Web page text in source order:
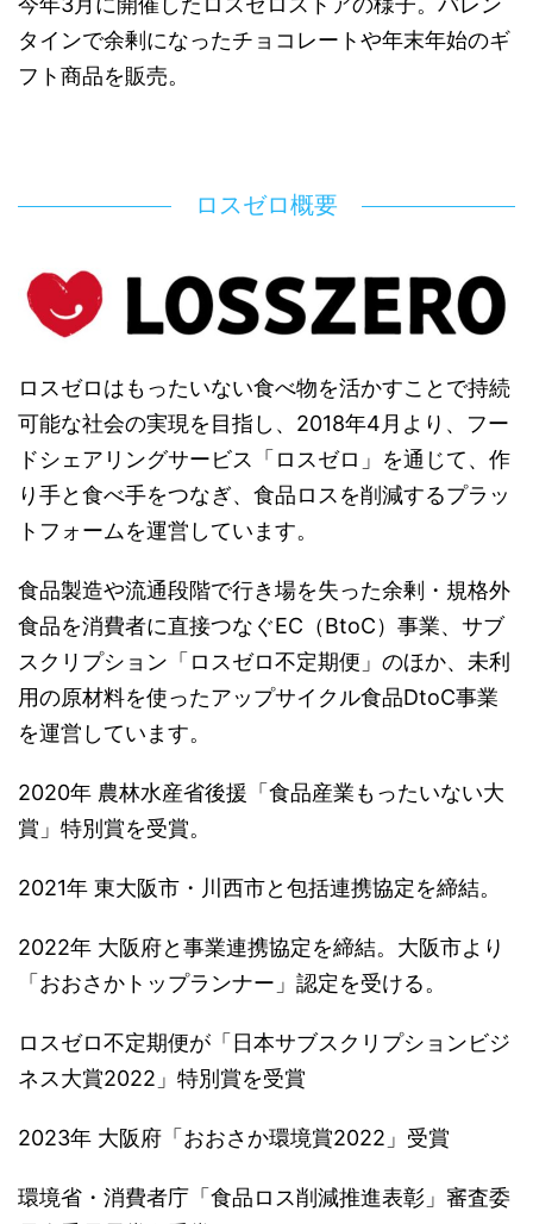
タインで余剰になったチョコレートや年末年始のギ
フト商品を販売。
ロスゼロ概要
ロスゼロはもったいない食べ物を活かすことで持続
可能な社会の実現を目指し、2018年4月より、フー
ドシェアリングサービス「ロスゼロ」を通じて、作
り手と食べ手をつなぎ、食品ロスを削減するプラッ
トフォームを運営しています。
食品製造や流通段階で行き場を失った余剰・規格外
食品を消費者に直接つなぐEC（BtoC）事業、サブ
スクリプション「ロスゼロ不定期便」のほか、未利
用の原材料を使ったアップサイクル食品DtoC事業
を運営しています。
2020年 農林水産省後援「食品産業もったいない大
賞」特別賞を受賞。
2021年 東大阪市・川西市と包括連携協定を締結。
2022年 大阪府と事業連携協定を締結。大阪市より
「おおさかトップランナー」認定を受ける。
ロスゼロ不定期便が「日本サブスクリプションビジ
ネス大賞2022」特別賞を受賞
2023年 大阪府「おおさか環境賞2022」受賞
環境省・消費者庁「食品ロス削減推進表彰」審査委